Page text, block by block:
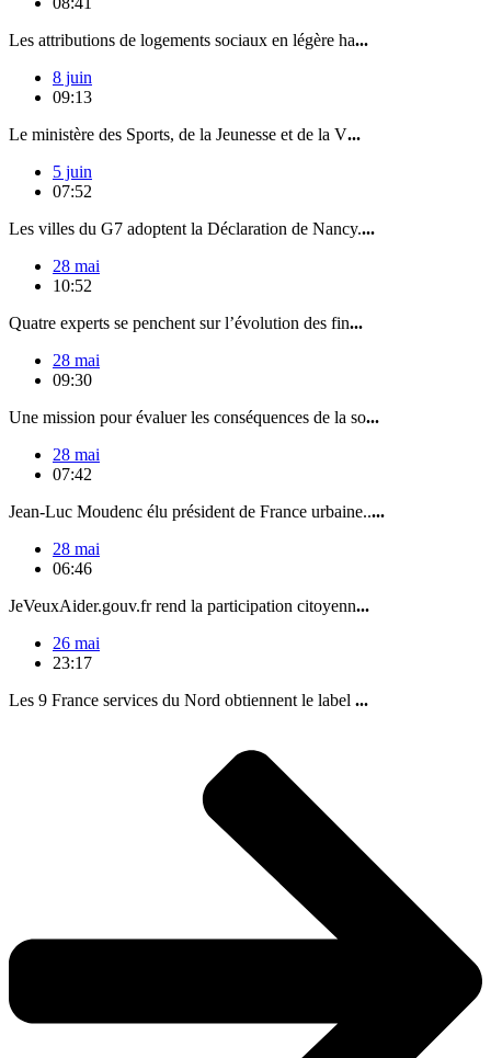
Les attributions de logements sociaux en légère ha...
8 juin
09:13
Le ministère des Sports, de la Jeunesse et de la V...
5 juin
07:52
Les villes du G7 adoptent la Déclaration de Nancy....
28 mai
10:52
Quatre experts se penchent sur l’évolution des fin...
28 mai
09:30
Une mission pour évaluer les conséquences de la so...
28 mai
07:42
Jean-Luc Moudenc élu président de France urbaine.....
28 mai
06:46
JeVeuxAider.gouv.fr rend la participation citoyenn...
26 mai
23:17
Les 9 France services du Nord obtiennent le label ...